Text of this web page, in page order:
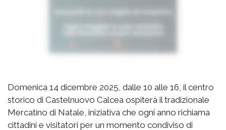
Domenica 14 dicembre 2025, dalle 10 alle 16, il centro
storico di Castelnuovo Calcea ospiterà il tradizionale
Mercatino di Natale, iniziativa che ogni anno richiama
cittadini e visitatori per un momento condiviso di